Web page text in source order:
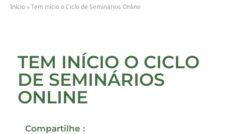
Início »Tem início o Ciclo de Seminários Online
TEM INÍCIO O CICLO
DE SEMINÁRIOS
ONLINE
Compartilhe :